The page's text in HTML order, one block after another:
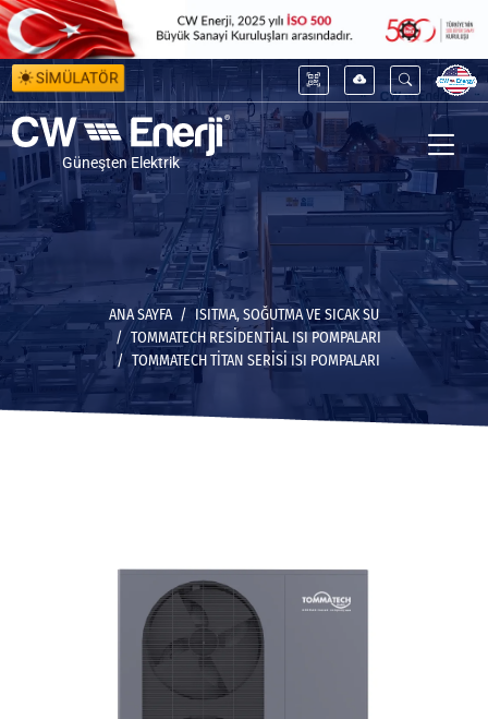
SİMÜLATÖR
Güneşten Elektrik
ANA SAYFA
ISITMA, SOĞUTMA VE SICAK SU
TOMMATECH RESIDENTIAL ISI POMPALARI
TOMMATECH TITAN SERISI ISI POMPALARI